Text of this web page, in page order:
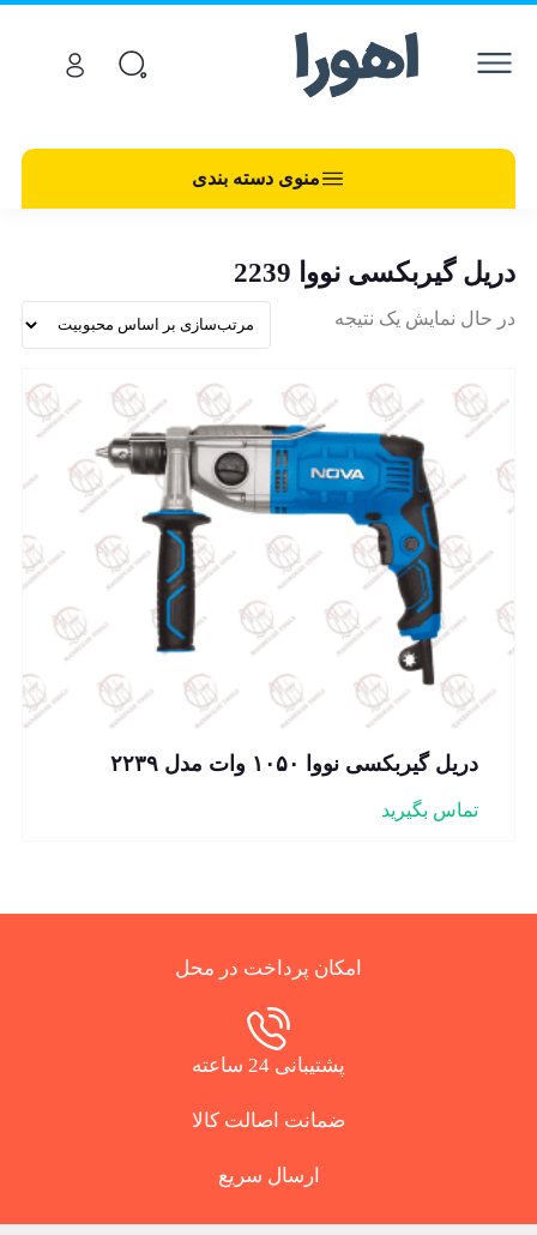
منوی دسته بندی
دریل گیربکسی نووا 2239
در حال نمایش یک نتیجه
دریل گیربکسی نووا ۱۰۵۰ وات مدل ۲۲۳۹
تماس بگیرید
امکان پرداخت در محل
پشتیبانی 24 ساعته
ضمانت اصالت کالا
ارسال سریع